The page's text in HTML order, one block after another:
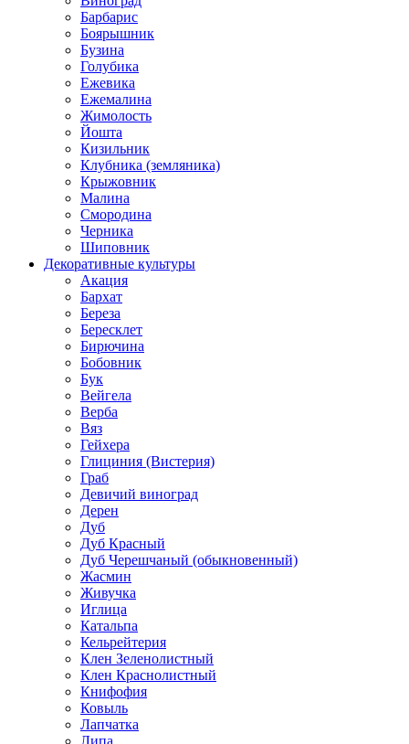
Барбарис
Боярышник
Бузина
Голубика
Ежевика
Ежемалина
Жимолость
Йошта
Кизильник
Клубника (земляника)
Крыжовник
Малина
Смородина
Черника
Шиповник
Декоративные культуры
Акация
Бархат
Береза
Бересклет
Бирючина
Бобовник
Бук
Вейгела
Верба
Вяз
Гейхера
Глициния (Вистерия)
Граб
Девичий виноград
Дерен
Дуб
Дуб Красный
Дуб Черешчаный (обыкновенный)
Жасмин
Живучка
Иглица
Катальпа
Кельрейтерия
Клен Зеленолистный
Клен Краснолистный
Книфофия
Ковыль
Лапчатка
Липа